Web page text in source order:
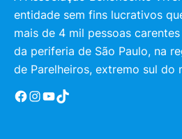
entidade sem fins lucrativos
mais de 4 mil pessoas
da periferia de São Paulo, na
de Parelheiros, extremo sul do
Facebook
Instagram YouTube TikTok